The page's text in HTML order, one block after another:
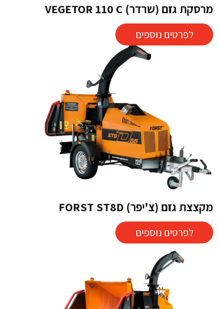
מרסקת גזם (שרדר) VEGETOR 110 C
לפרטים נוספים
מקצצת גזם (צ'יפר) FORST ST8D
לפרטים נוספים